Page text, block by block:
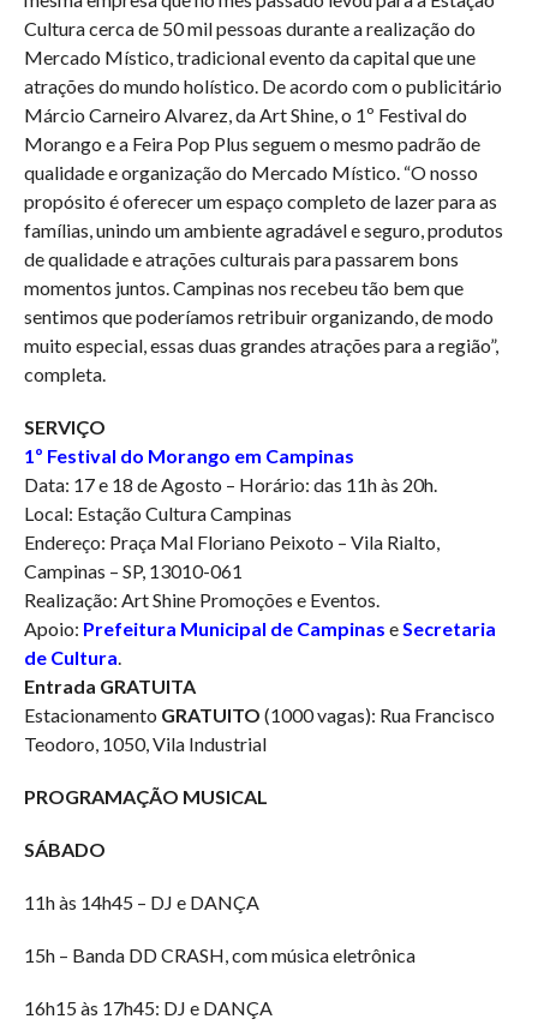
Cultura cerca de 50 mil pessoas durante a realização do
Mercado Místico, tradicional evento da capital que une
atrações do mundo holístico. De acordo com o publicitário
Márcio Carneiro Alvarez, da Art Shine, o 1º Festival do
Morango e a Feira Pop Plus seguem o mesmo padrão de
qualidade e organização do Mercado Místico. “O nosso
propósito é oferecer um espaço completo de lazer para as
famílias, unindo um ambiente agradável e seguro, produtos
de qualidade e atrações culturais para passarem bons
momentos juntos. Campinas nos recebeu tão bem que
sentimos que poderíamos retribuir organizando, de modo
muito especial, essas duas grandes atrações para a região”,
completa.
SERVIÇO
1º Festival do Morango em Campinas
Data: 17 e 18 de Agosto – Horário: das 11h às 20h.
Local: Estação Cultura Campinas
Endereço: Praça Mal Floriano Peixoto – Vila Rialto,
Campinas – SP, 13010-061
Realização: Art Shine Promoções e Eventos.
Apoio: Prefeitura Municipal de Campinas eSecretaria
de Cultura.
Entrada GRATUITA
Estacionamento GRATUITO (1000 vagas): Rua Francisco
Teodoro, 1050, Vila Industrial
PROGRAMAÇÃO MUSICAL
SÁBADO
11h às 14h45 – DJ e DANÇA
15h – Banda DD CRASH, com música eletrônica
16h15 às 17h45: DJ e DANÇA